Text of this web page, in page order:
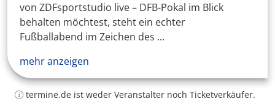
von ZDFsportstudio live – DFB-Pokal im Blick
behalten möchtest, steht ein echter
Fußballabend im Zeichen des ...
mehr anzeigen
termine.de ist weder Veranstalter noch Ticketverkäufer.